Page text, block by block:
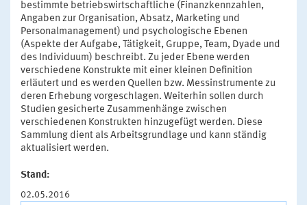
bestimmte betriebswirtschaftliche (Finanzkennzahlen,
Angaben zur Organisation, Absatz, Marketing und
Personalmanagement) und psychologische Ebenen
(Aspekte der Aufgabe, Tätigkeit, Gruppe, Team, Dyade und
des Individuum) beschreibt. Zu jeder Ebene werden
verschiedene Konstrukte mit einer kleinen Definition
erläutert und es werden Quellen bzw. Messinstrumente zu
deren Erhebung vorgeschlagen. Weiterhin sollen durch
Studien gesicherte Zusammenhänge zwischen
verschiedenen Konstrukten hinzugefügt werden. Diese
Sammlung dient als Arbeitsgrundlage und kann ständig
aktualisiert werden.
Stand:
02.05.2016